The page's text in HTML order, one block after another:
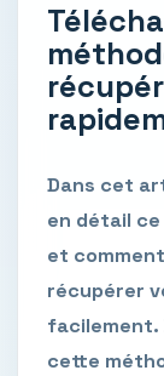
Dans cet
en détail
et
récupérer
facilement.
cette